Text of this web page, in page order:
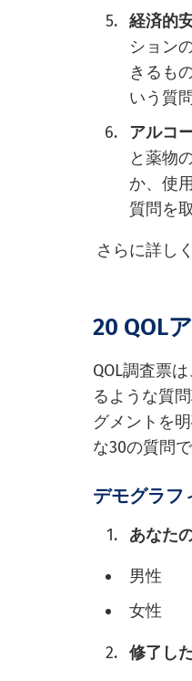
経済的
ション
きるも
いう質
アルコ
と薬物
か、使
質問を
さらに詳しく
20 QOL
QOL調査票
るような質
グメントを
な30の質問で
デモグラフ
あなた
男性
女性
修了し